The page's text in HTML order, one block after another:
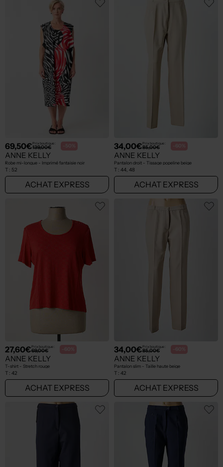
69,50€Prix boutique :
139,00€ -50%
ANNE KELLY
Robe mi-longue - Imprimé fantaisie noir
T : 52
ACHAT EXPRESS
34,00€Prix boutique :
85,00€ -60%
ANNE KELLY
Pantalon droit - Tissage popeline beige
T : 44, 48
ACHAT EXPRESS
27,60€Prix boutique :
69,00€ -60%
ANNE KELLY
T-shirt - Stretch rouge
T : 42
ACHAT EXPRESS
34,00€Prix boutique :
85,00€ -60%
ANNE KELLY
Pantalon slim - Taille haute beige
T : 42
ACHAT EXPRESS